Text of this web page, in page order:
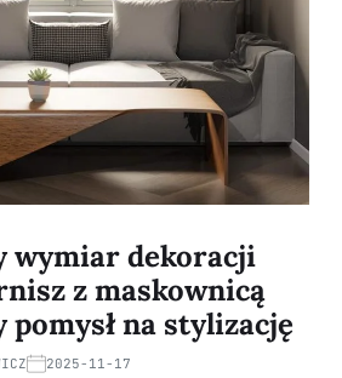
wymiar dekoracji
z maskownicą
pomysł na stylizację
2025-11-17